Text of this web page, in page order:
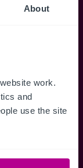
About
work.
and
use the site
Speichern
zugreifen und